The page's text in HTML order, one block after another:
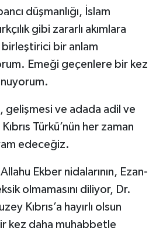
düşmanlığı, İslam
gibi zararlı akımlara
birleştirici bir anlam
Emeği geçenlere bir kez
gelişmesi ve adada adil ve
Türkü’nün her zaman
edeceğiz.
Allahu Ekber nidalarının, Ezan-
olmamasını diliyor, Dr.
Kıbrıs’a hayırlı olsun
kez daha muhabbetle